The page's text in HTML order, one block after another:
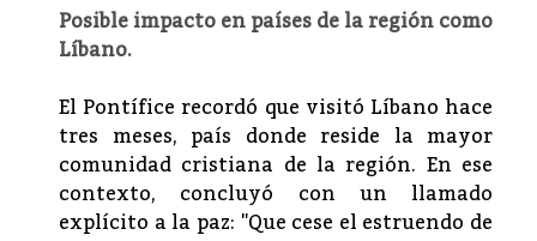
Posible impacto en países de la región como
Líbano.
El Pontífice recordó que visitó Líbano hace
tres meses, país donde reside la mayor
comunidad cristiana de la región. En ese
contexto, concluyó con un llamado
explícito a la paz: "Que cese el estruendo de